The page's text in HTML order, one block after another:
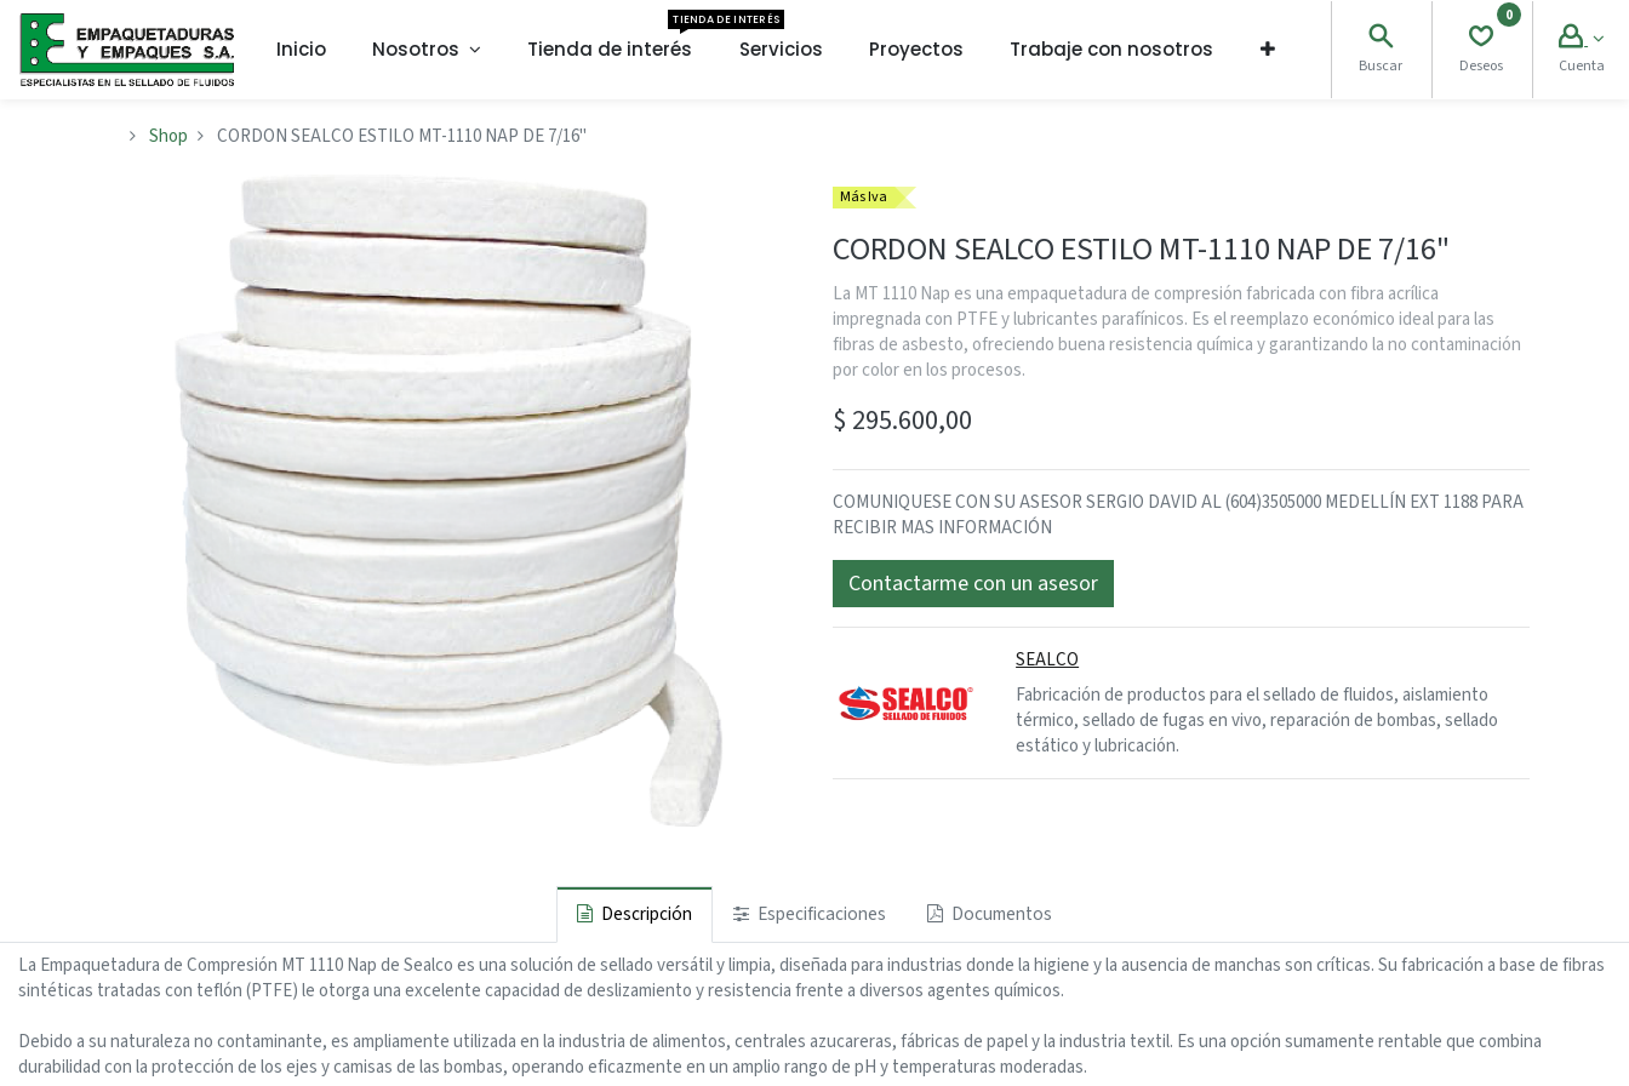
Inicio Nosotros Tienda de interés
TIENDA DE INTERÉS
Servicios Proyectos Trabaje con nosotros
Buscar
0
Deseos Cuenta
Shop CORDON SEALCO ESTILO MT-1110 NAP DE 7/16"
Más Iva
CORDON SEALCO ESTILO MT-1110 NAP DE 7/16"
La MT 1110 Nap es una empaquetadura de compresión fabricada con fibra acrílica
impregnada con PTFE y lubricantes parafínicos. Es el reemplazo económico ideal para las
fibras de asbesto, ofreciendo buena resistencia química y garantizando la no contaminación
por color en los procesos.
$ 295.600,00
COMUNIQUESE CON SU ASESOR SERGIO DAVID AL (604)3505000 MEDELLÍN EXT 1188 PARA
RECIBIR MAS INFORMACIÓN
Contactarme con un asesor
SEALCO
Fabricación de productos para el sellado de fluidos, aislamiento
térmico, sellado de fugas en vivo, reparación de bombas, sellado
estático y lubricación.
Descripción Especificaciones Documentos
La Empaquetadura de Compresión MT 1110 Nap de Sealco es una solución de sellado versátil y limpia, diseñada para industrias donde la higiene y la ausencia de manchas son críticas. Su fabricación a base de fibras
sintéticas tratadas con teflón (PTFE) le otorga una excelente capacidad de deslizamiento y resistencia frente a diversos agentes químicos.
Debido a su naturaleza no contaminante, es ampliamente utilizada en la industria de alimentos, centrales azucareras, fábricas de papel y la industria textil. Es una opción sumamente rentable que combina
durabilidad con la protección de los ejes y camisas de las bombas, operando eficazmente en un amplio rango de pH y temperaturas moderadas.